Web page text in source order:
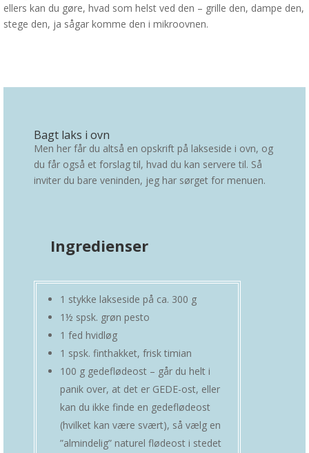
ellers kan du gøre, hvad som helst ved den – grille den, dampe den,
stege den, ja sågar komme den i mikroovnen.
Bagt laks i ovn
Men her får du altså en opskrift på lakseside i ovn, og
du får også et forslag til, hvad du kan servere til. Så
inviter du bare veninden, jeg har sørget for menuen.
Ingredienser
1 stykke lakseside på ca. 300 g
1½ spsk. grøn pesto
1 fed hvidløg
1 spsk. finthakket, frisk timian
100 g gedeflødeost – går du helt i
panik over, at det er GEDE-ost, eller
kan du ikke finde en gedeflødeost
(hvilket kan være svært), så vælg en
”almindelig” naturel flødeost i stedet